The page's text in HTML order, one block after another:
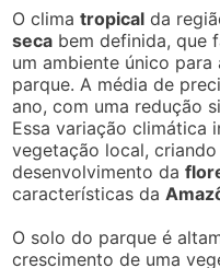
O climatropical da
seca bem definida, que
um ambiente único
parque. A média de
ano, com uma redução
Essa variação climática
vegetação local,
desenvolvimento da
características da
O solo do parque é
crescimento de uma